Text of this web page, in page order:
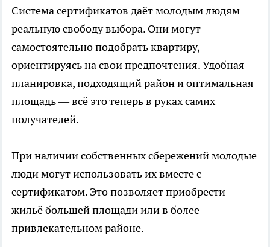
Система сертификатов даёт молодым людям
реальную свободу выбора. Они могут
самостоятельно подобрать квартиру,
ориентируясь на свои предпочтения. Удобная
планировка, подходящий район и оптимальная
площадь — всё это теперь в руках самих
получателей.
При наличии собственных сбережений молодые
люди могут использовать их вместе с
сертификатом. Это позволяет приобрести
жильё большей площади или в более
привлекательном районе.